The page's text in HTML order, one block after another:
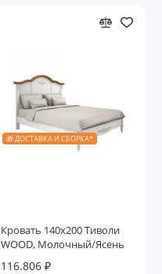
🎁 ДОСТАВКА И СБОРКА*
Кровать 140x200 Тиволи
WOOD, Молочный/Ясень
116.806 ₽